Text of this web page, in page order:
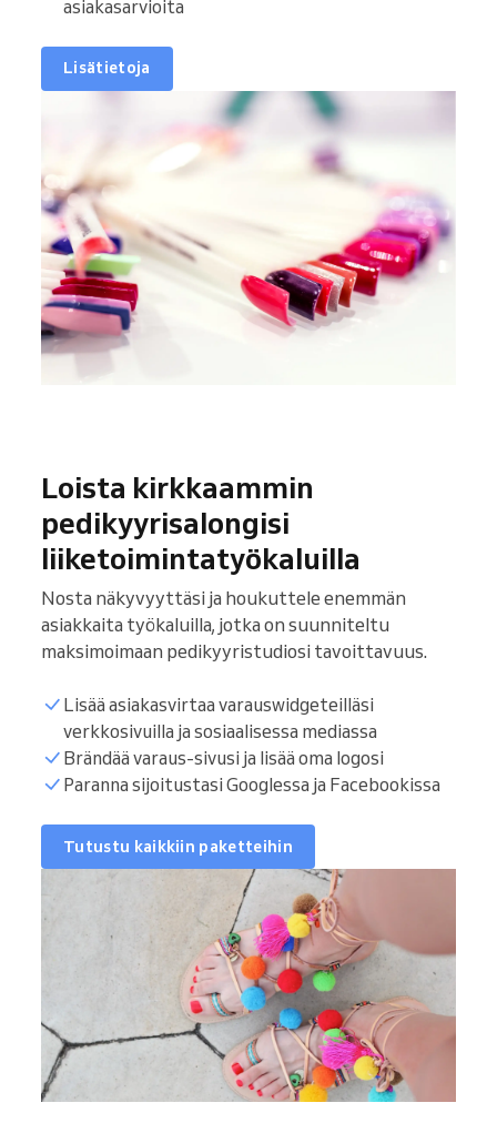
asiakasarvioita
Lisätietoja
Loista kirkkaammin
pedikyyrisalongisi
liiketoimintatyökaluilla
Nosta näkyvyyttäsi ja houkuttele enemmän
asiakkaita työkaluilla, jotka on suunniteltu
maksimoimaan pedikyyristudiosi tavoittavuus.
Lisää asiakasvirtaa varauswidgeteilläsi
verkkosivuilla ja sosiaalisessa mediassa
Brändää varaus-sivusi ja lisää oma logosi
Paranna sijoitustasi Googlessa ja Facebookissa
Tutustu kaikkiin paketteihin